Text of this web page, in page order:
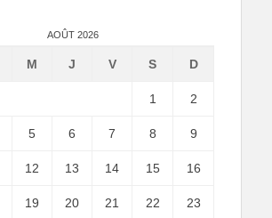
AOÛT 2026
M J V S D
1 2
5 6 7 8 9
12 13 14 15 16
19 20 21 22 23